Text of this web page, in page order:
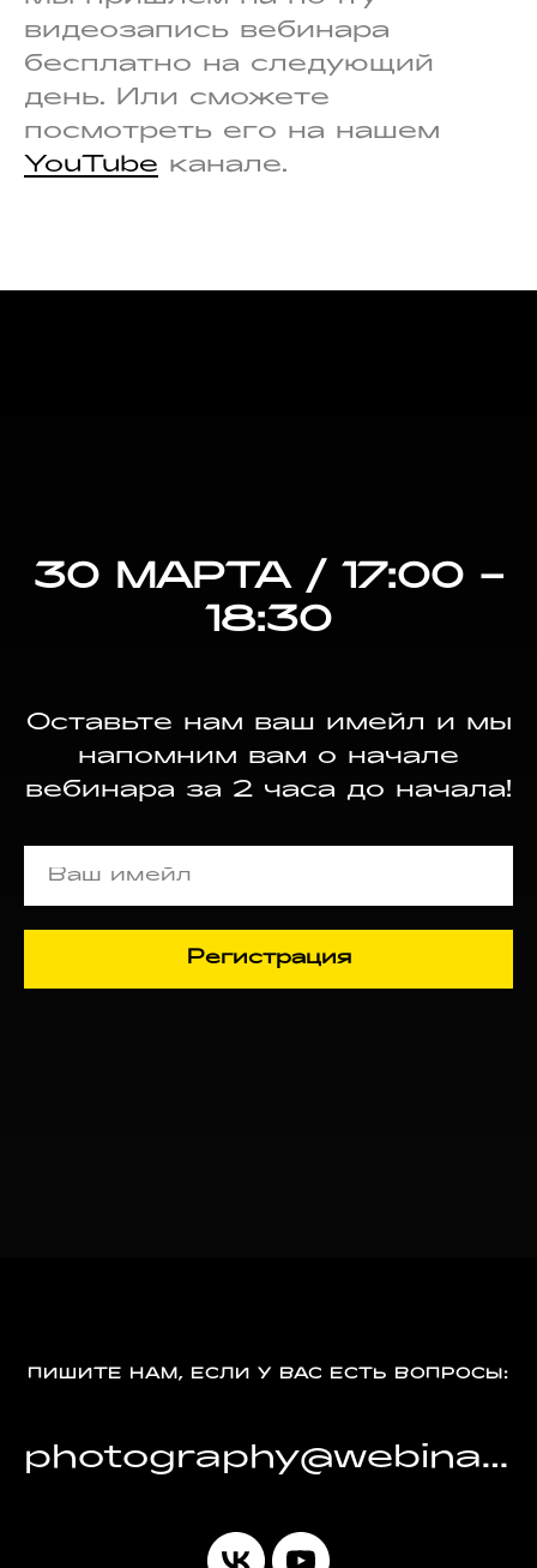
видеозапись вебинара
бесплатно на следующий
день. Или сможете
посмотреть его на нашем
YouTube канале.
30 МАРТА / 17:00 –
18:30
Оставьте нам ваш имейл и мы
напомним вам о начале
вебинара за 2 часа до начала!
Регистрация
ПИШИТЕ НАМ, ЕСЛИ У ВАС ЕСТЬ ВОПРОСЫ:
photography@webinars.ph